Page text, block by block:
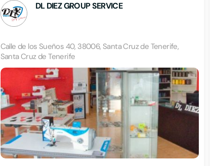
DL DIEZ GROUP SERVICE
Calle de los Sueños 40, 38006, Santa Cruz de Tenerife,
Santa Cruz de Tenerife